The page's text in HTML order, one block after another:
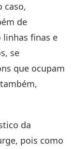
caso,
de
linhas finas e
se
que ocupam
da
pois como